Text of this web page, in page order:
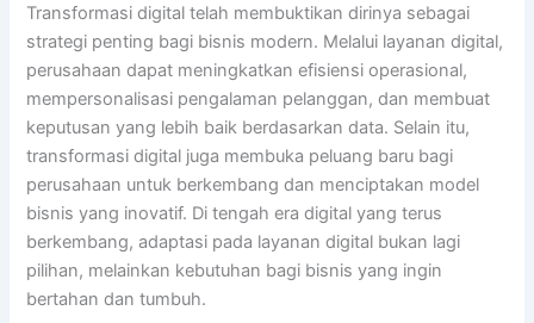
Transformasi digital telah membuktikan dirinya sebagai
strategi penting bagi bisnis modern. Melalui layanan digital,
perusahaan dapat meningkatkan efisiensi operasional,
mempersonalisasi pengalaman pelanggan, dan membuat
keputusan yang lebih baik berdasarkan data. Selain itu,
transformasi digital juga membuka peluang baru bagi
perusahaan untuk berkembang dan menciptakan model
bisnis yang inovatif. Di tengah era digital yang terus
berkembang, adaptasi pada layanan digital bukan lagi
pilihan, melainkan kebutuhan bagi bisnis yang ingin
bertahan dan tumbuh.